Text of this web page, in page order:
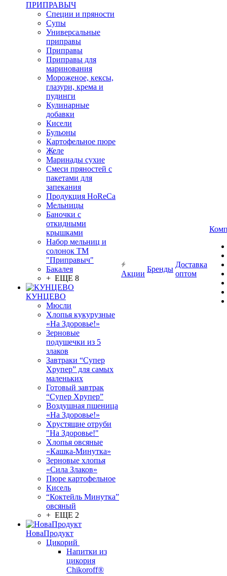
ПРИПРАВЫЧ
Специи и пряности
Супы
Универсальные
приправы
Приправы
Приправы для
маринования
Мороженое, кексы,
глазури, крема и
пудинги
Кулинарные
добавки
Кисели
Бульоны
Картофельное пюре
Желе
Маринады сухие
Смеси пряностей с
пакетами для
запекания
Продукция HoReCa
Мельницы
Баночки с
откидными
крышками
Набор мельниц и
солонок ТМ
"Приправыч"
Бакалея
+ ЕЩЕ 8
КУНЦЕВО
Мюсли
Хлопья кукурузные
«На Здоровье!»
Зерновые
подушечки из 5
злаков
Завтраки “Супер
Хрупер” для самых
маленьких
Готовый завтрак
“Супер Хрупер”
Воздушная пшеница
«На Здоровье!»
Хрустящие отруби
"На Здоровье!"
Хлопья овсяные
«Кашка-Минутка»
Зерновые хлопья
«Сила Злаков»
Пюре картофельное
Кисель
“Коктейль Минутка”
овсяный
+ ЕЩЕ 2
НоваПродукт
Цикорий
Напитки из
цикория
Chikoroff®
Акции
Бренды
Доставка
оптом